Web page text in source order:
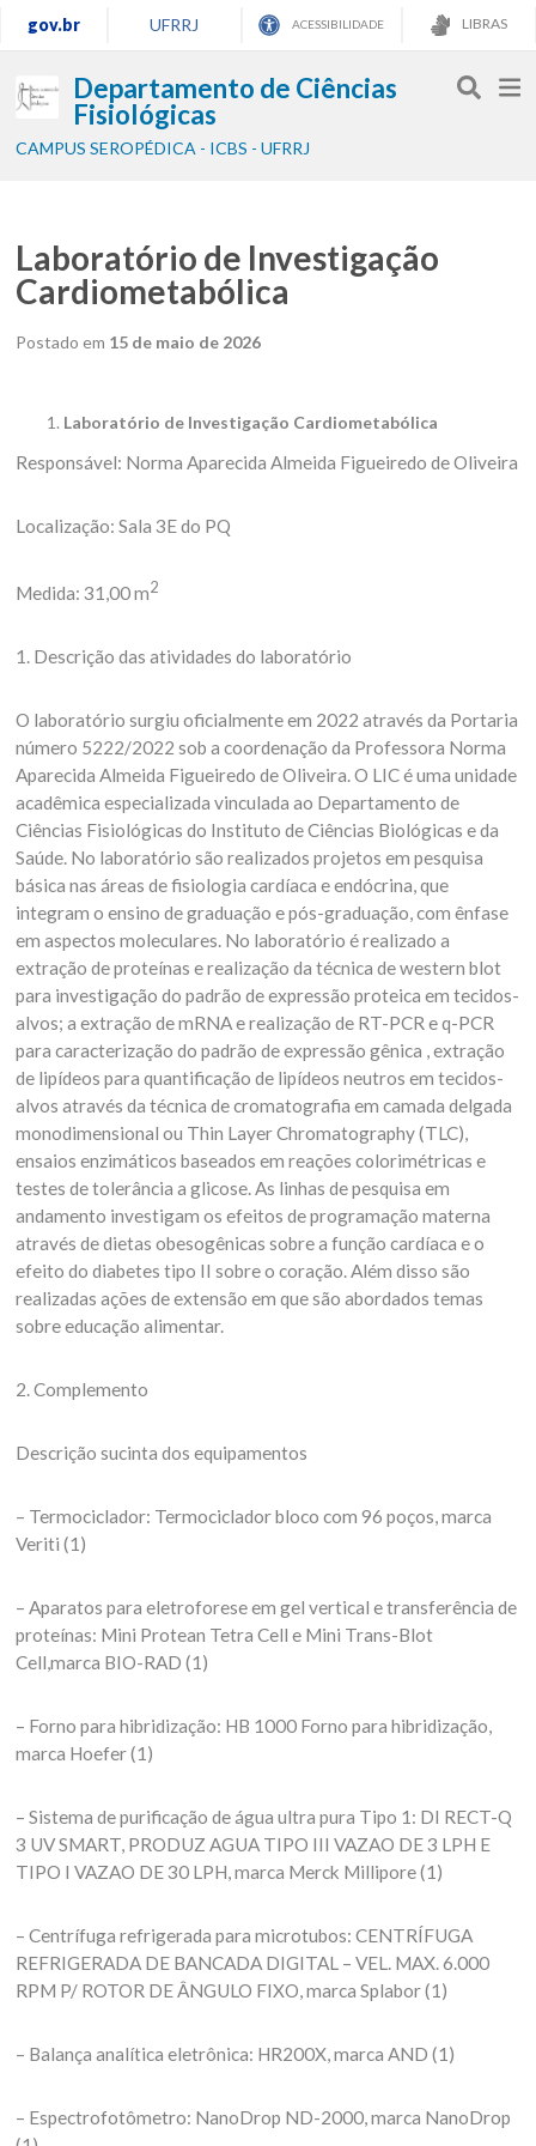
gov.br UFRRJ ACESSIBILIDADE LIBRAS
Departamento de Ciências
Fisiológicas
CAMPUS SEROPÉDICA - ICBS - UFRRJ
Laboratório de Investigação
Cardiometabólica
Postado em 15 de maio de 2026
Laboratório de Investigação Cardiometabólica
Responsável: Norma Aparecida Almeida Figueiredo de Oliveira
Localização: Sala 3E do PQ
Medida: 31,00 m2
1. Descrição das atividades do laboratório
O laboratório surgiu oficialmente em 2022 através da Portaria
número 5222/2022 sob a coordenação da Professora Norma
Aparecida Almeida Figueiredo de Oliveira. O LIC é uma unidade
acadêmica especializada vinculada ao Departamento de
Ciências Fisiológicas do Instituto de Ciências Biológicas e da
Saúde. No laboratório são realizados projetos em pesquisa
básica nas áreas de fisiologia cardíaca e endócrina, que
integram o ensino de graduação e pós-graduação, com ênfase
em aspectos moleculares. No laboratório é realizado a
extração de proteínas e realização da técnica de western blot
para investigação do padrão de expressão proteica em tecidos-
alvos; a extração de mRNA e realização de RT-PCR e q-PCR
para caracterização do padrão de expressão gênica , extração
de lipídeos para quantificação de lipídeos neutros em tecidos-
alvos através da técnica de cromatografia em camada delgada
monodimensional ou Thin Layer Chromatography (TLC),
ensaios enzimáticos baseados em reações colorimétricas e
testes de tolerância a glicose. As linhas de pesquisa em
andamento investigam os efeitos de programação materna
através de dietas obesogênicas sobre a função cardíaca e o
efeito do diabetes tipo II sobre o coração. Além disso são
realizadas ações de extensão em que são abordados temas
sobre educação alimentar.
2. Complemento
Descrição sucinta dos equipamentos
– Termociclador: Termociclador bloco com 96 poços, marca
Veriti (1)
– Aparatos para eletroforese em gel vertical e transferência de
proteínas: Mini Protean Tetra Cell e Mini Trans-Blot
Cell,marca BIO-RAD (1)
– Forno para hibridização: HB 1000 Forno para hibridização,
marca Hoefer (1)
– Sistema de purificação de água ultra pura Tipo 1: DI RECT-Q
3 UV SMART, PRODUZ AGUA TIPO III VAZAO DE 3 LPH E
TIPO I VAZAO DE 30 LPH, marca Merck Millipore (1)
– Centrífuga refrigerada para microtubos: CENTRÍFUGA
REFRIGERADA DE BANCADA DIGITAL – VEL. MAX. 6.000
RPM P/ ROTOR DE ÂNGULO FIXO, marca Splabor (1)
– Balança analítica eletrônica: HR200X, marca AND (1)
– Espectrofotômetro: NanoDrop ND-2000, marca NanoDrop